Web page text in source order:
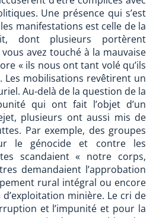
Une présence qui s’est
manifestations est celle de la
dont plusieurs portèrent
avez touché à la mauvaise
« ils nous ont tant volé qu’ils
Les mobilisations revêtirent un
Au-delà de la question de la
qui ont fait l’objet d’un
plusieurs ont aussi mis de
Par exemple, des groupes
le génocide et contre les
scandaient « notre corps,
demandaient l’approbation
rural intégral ou encore
minière. Le cri de
et l’impunité et pour la